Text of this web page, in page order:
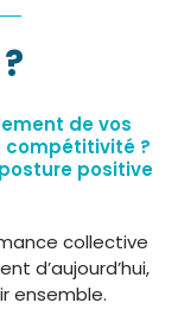
de vos
compétitivité ?
positive
collective
d’aujourd’hui,
ensemble.